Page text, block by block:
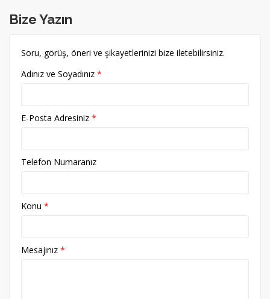
Bize Yazın
Soru, görüş, öneri ve şikayetlerinizi bize iletebilirsiniz.
Adınız ve Soyadınız
E-Posta Adresiniz
Telefon Numaranız
Konu
Mesajınız